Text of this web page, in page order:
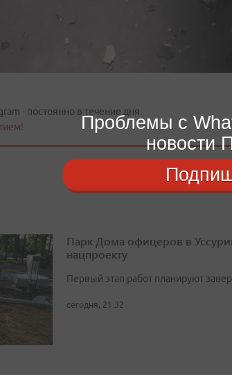
- постоянно в течение дня.
Парк Дома офицеров в
нацпроекту
Первый этап работ планируют
сегодня, 21:32
Проблемы с
новости